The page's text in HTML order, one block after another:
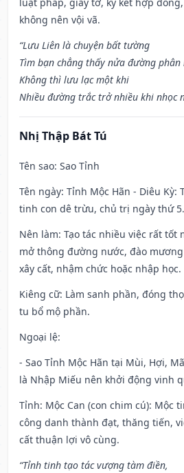
không nên vội vã.
“Lưu Liên là chuyện bất tường
Tìm bạn chẳng thấy nửa đường phân
Không thì lưu lạc một khi
Nhiều đường trắc trở nhiều khi nhọc
Nhị Thập Bát Tú
Tên sao: Sao Tỉnh
Tên ngày: Tỉnh Mộc Hãn - Diêu Kỳ:
tinh con dê trừu, chủ trị ngày thứ 5.
Nên làm: Tạo tác nhiều việc rất tốt
mở thông đường nước, đào
xây cất, nhậm chức hoặc nhập học.
Kiêng cữ: Làm sanh phần, đóng
tu bổ mộ phần.
Ngoại lệ:
- Sao Tỉnh Mộc Hãn tại Mùi, Hợi,
là Nhập Miếu nên khởi động vinh
Tỉnh: Mộc Can (con chim cú): Mộc
công danh thành đạt, thăng tiến,
cất thuận lợi vô cùng.
“Tỉnh tinh tạo tác vượng tàm điền,